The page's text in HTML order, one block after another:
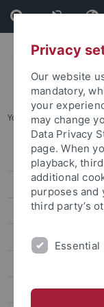
Skip
to
content
Skip
to
footer
You are here:
Pressemitteilungen
Archiv
attempto online
Newsletter Uni
Publikationen
Privacy
Our website
mandatory,
your
may change
Data Privacy
page. When
playback,
additional
purposes and
third party’s
Essential